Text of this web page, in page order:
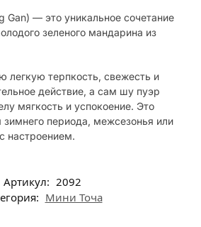
Gan) — это уникальное сочетание
зеленого мандарина из
легкую терпкость, свежесть и
действие, а сам шу пуэр
мягкость и успокоение. Это
периода, межсезонья или
настроением.
Артикул: 2092
Мини Точа